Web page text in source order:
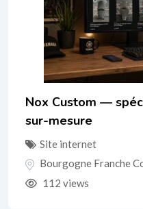
Nox Custom —
sur-mesure
Site internet
Bourgogne Franche
112 views